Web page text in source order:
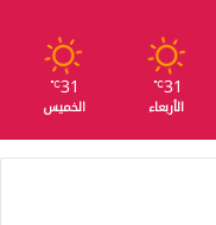
31
℃
الأربعاء
31
℃
الخميس